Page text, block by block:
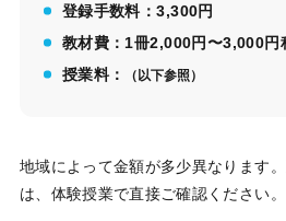
登録手数料：3,300円
教材費：1冊2,000円〜3,000円
授業料： （以下参照）
地域によって金額が多少異なります
は、体験授業で直接ご確認ください。